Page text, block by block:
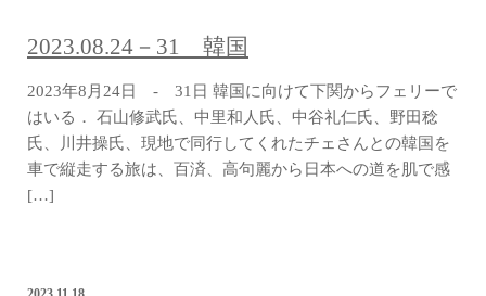
2023.08.24－31 韓国
2023年8月24日 - 31日 韓国に向けて下関からフェリーで
はいる． 石山修武氏、中里和人氏、中谷礼仁氏、野田稔
氏、川井操氏、現地で同行してくれたチェさんとの韓国を
車で縦走する旅は、百済、高句麗から日本への道を肌で感
[…]